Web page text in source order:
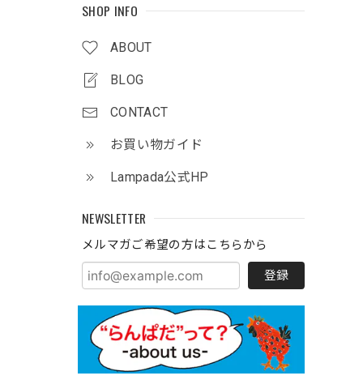
SHOP INFO
ABOUT
BLOG
CONTACT
お買い物ガイド
Lampada公式HP
NEWSLETTER
メルマガご希望の方はこちらから
登録